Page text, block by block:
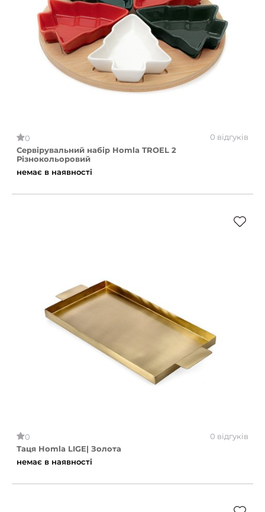
0
0 відгуків
Сервірувальний набір Homla TROEL 2
Різнокольоровий
немає в наявності
0
0 відгуків
Таця Homla LIGE| Золота
немає в наявності